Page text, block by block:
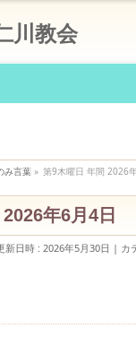
み言葉 » 第9木曜日 年間 2026
年6月4日
新日時 : 2026年5月30日 カ